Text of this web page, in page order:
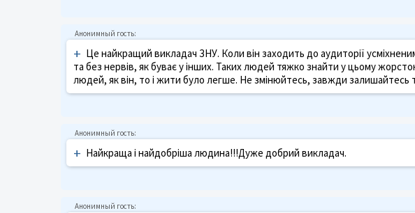
+ Це найкращий викладач ЗНУ. Коли він заходить до аудиторії
та без нервів, як буває у інших. Таких людей тяжко знайти у цьому
людей, як він, то і жити було легше. Не змінюйтесь, завжди залишайтесь
+ Найкраща і найдобріша людина!!!Дуже добрий викладач.